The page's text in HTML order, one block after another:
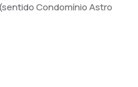
Condomínio Astro